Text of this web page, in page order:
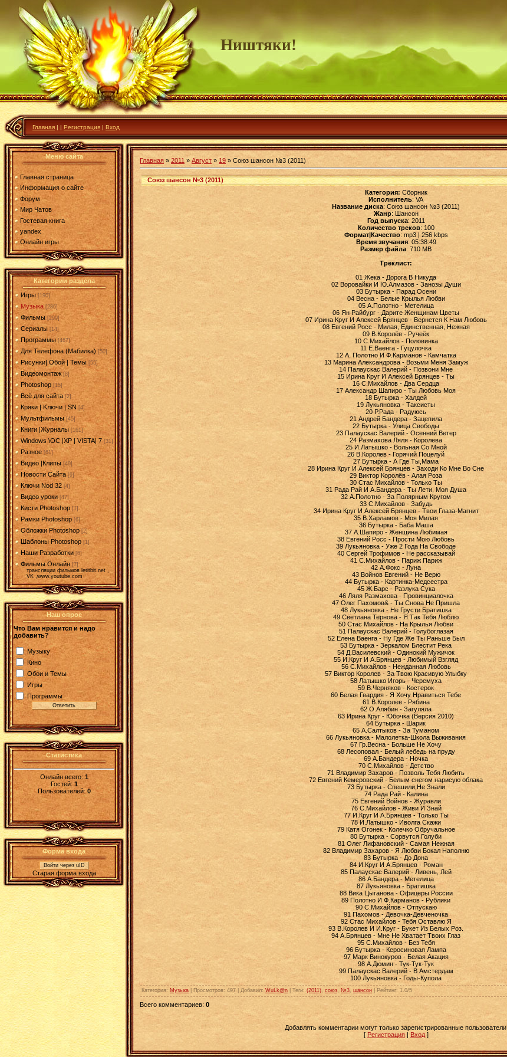
Ништяки!
Главная | | Регистрация | Вход
Меню сайта
Главная страница
Информация о сайте
Форум
Мир Чатов
Гостевая книга
yandex
Онлайн игры
Категории раздела
Игры [190]
Музыка [286]
Фильмы [299]
Сериалы [14]
Программы [467]
Для Телефона (Мабилка) [50]
Рисунки| Обой | Темы [55]
Видеомонтаж [8]
Photoshop [15]
Всё для сайта [2]
Кряки | Kлючи | SN [4]
Мультфильмы [45]
Книги |Журналы [161]
Windows \OC |XP | VISTA| 7 [31]
Разное [61]
Видео |Клипы [49]
Новости Сайта [9]
Ключи Nod 32 [4]
Видео уроки [47]
Кисти Photoshop [1]
Рамки Photoshop [6]
Обложки Photoshop [2]
Шаблоны Photoshop [1]
Наши Разработки [6]
Фильмы Онлайн [7]
трансляции фильмов letitbit.net ,
VK ,www.youtube.com
Наш опрос
Что Вам нравится и надо
добавить?
Музыку
Кино
Обои и Темы
Игры
Программы
Статистика
Онлайн всего:1
Гостей:1
Пользователей: 0
Форма входа
Войти через uID
Старая форма входа
Главная » 2011 » Август » 19 » Союз шансон №3 (2011)
Союз шансон №3 (2011)
Категория: Сборник
Исполнитель: VA
Название диска: Союз шансон №3 (2011)
Жанр: Шансон
Год выпуска: 2011
Количество треков: 100
Формат|Качество: mp3 | 256 kbps
Время звучания: 05:38:49
Размер файла: 710 MB
Треклист:
01 Жека - Дорога В Никуда
02 Воровайки И Ю.Алмазов - Занозы Души
03 Бутырка - Парад Осени
04 Весна - Белые Крылья Любви
05 А.Полотно - Метелица
06 Ян Райбург - Дарите Женщинам Цветы
07 Ирина Круг И Алексей Брянцев - Вернется К Нам Любовь
08 Евгений Росс - Милая, Единственная, Нежная
09 В.Королёв - Ручеёк
10 С.Михайлов - Половинка
11 Е.Ваенга - Гуцулочка
12 А. Полотно И Ф.Карманов - Камчатка
13 Марина Александрова - Возьми Меня Замуж
14 Палаускас Валерий - Позвони Мне
15 Ирина Круг И Алексей Брянцев - Ты
16 С.Михайлов - Два Сердца
17 Александр Шапиро - Ты Любовь Моя
18 Бутырка - Халдей
19 Лукьяновка - Таксисты
20 Р.Рада - Радуюсь
21 Андрей Бандера - Зацепила
22 Бутырка - Улица Свободы
23 Палаускас Валерий - Осенний Ветер
24 Размахова Ляля - Королева
25 И.Латышко - Вольная Со Мной
26 В.Королев - Горячий Поцелуй
27 Бутырка - А Где Ты,Мама
28 Ирина Круг И Алексей Брянцев - Заходи Ко Мне Во Сне
29 Виктор Королёв - Алая Роза
30 Стас Михайлов - Только Ты
31 Рада Рай И А.Бандера - Ты Лети, Моя Душа
32 А.Полотно - За Полярным Кругом
33 С.Михайлов - Забудь
34 Ирина Круг И Алексей Брянцев - Твои Глаза-Магнит
35 В.Харламов - Моя Милая
36 Бутырка - Баба Маша
37 А.Шапиро - Женщина Любимая
38 Евгений Росс - Прости Мою Любовь
39 Лукьяновка - Уже 2 Года На Свободе
40 Сергей Трофимов - Не рассказывай
41 С.Михайлов - Париж Париж
42 А.Фокс - Луна
43 Войнов Евгений - Не Верю
44 Бутырка - Картинка-Медсестра
45 Ж.Барс - Разлука Сука
46 Ляля Размахова - Провинциалочка
47 Олег Пахомов& - Ты Снова Не Пришла
48 Лукьяновка - Не Грусти Братишка
49 Светлана Тернова - Я Так Тебя Люблю
50 Стас Михайлов - На Крылья Любви
51 Палаускас Валерий - Голубоглазая
52 Елена Ваенга - Ну Где Же Ты Раньше Был
53 Бутырка - Зеркалом Блестит Река
54 Д.Василевский - Одинокий Мужичок
55 И.Круг И А.Брянцев - Любимый Взгляд
56 С.Михайлов - Нежданная Любовь
57 Виктор Королев - За Твою Красивую Улыбку
58 Латышко Игорь - Черемуха
59 В.Черняков - Костерок
60 Белая Гвардия - Я Хочу Нравиться Тебе
61 В.Королев - Рябина
62 О.Алябин - Загуляла
63 Ирина Круг - Юбочка (Версия 2010)
64 Бутырка - Шарик
65 А.Салтыков - За Туманом
66 Лукьяновка - Малолетка-Школа Выживания
67 Гр.Весна - Больше Не Хочу
68 Лесоповал - Белый лебедь на пруду
69 А.Бандера - Ночка
70 С.Михайлов - Детство
71 Владимир Захаров - Позволь Тебя Любить
72 Евгений Кемеровский - Белым снегом нарисую облака
73 Бутырка - Спешили,Не Знали
74 Рада Рай - Калина
75 Евгений Войнов - Журавли
76 С.Михайлов - Живи И Знай
77 И.Круг И А.Брянцев - Только Ты
78 И.Латышко - Иволга Скажи
79 Катя Огонек - Колечко Обручальное
80 Бутырка - Сорвутся Голуби
81 Олег Лифановский - Самая Нежная
82 Владимир Захаров - Я Любви Бокал Наполню
83 Бутырка - До Дона
84 И.Круг И А.Брянцев - Роман
85 Палаускас Валерий - Ливень, Лей
86 А.Бандера - Метелица
87 Лукьяновка - Братишка
88 Вика Цыганова - Офицеры России
89 Полотно И Ф.Карманов - Рублики
90 С.Михайлов - Отпускаю
91 Пахомов - Девочка-Девченочка
92 Стас Михайлов - Тебя Оставлю Я
93 В.Королев И И.Круг - Букет Из Белых Роз.
94 А.Брянцев - Мне Не Хватает Твоих Глаз
95 С.Михайлов - Без Тебя
96 Бутырка - Керосиновая Лампа
97 Марк Винокуров - Белая Акация
98 А.Дюмин - Тук-Тук-Тук
99 Палаускас Валерий - В Амстердам
100 Лукьяновка - Годы-Купола
Категория: Музыка Просмотров: 497 | Добавил: WuLk@n Теги: (2011) союз №3 шансон Рейтинг: 1.0/5
Всего комментариев: 0
Добавлять комментарии могут только зарегистрированные пользователи.
[ Регистрация | Вход ]